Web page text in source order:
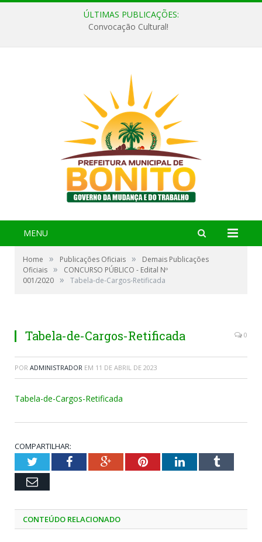
ÚLTIMAS PUBLICAÇÕES:
Convocação Cultural!
MENU
Home » Publicações Oficiais »
Demais Publicações
Oficiais »
CONCURSO PÚBLICO - Edital Nº
001/2020 » Tabela-de-Cargos-Retificada
Tabela-de-Cargos-Retificada 0
POR ADMINISTRADOR EM 11 DE ABRIL DE 2023
Tabela-de-Cargos-Retificada
COMPARTILHAR:
TwitterFacebookGoogle+PinterestLinkedInTumblr
Email
CONTEÚDO RELACIONADO